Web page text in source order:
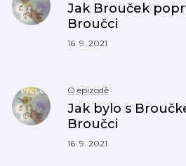
Jak Brouček
Broučci
16. 9. 2021
O epizodě
Jak bylo s
Broučci
16. 9. 2021